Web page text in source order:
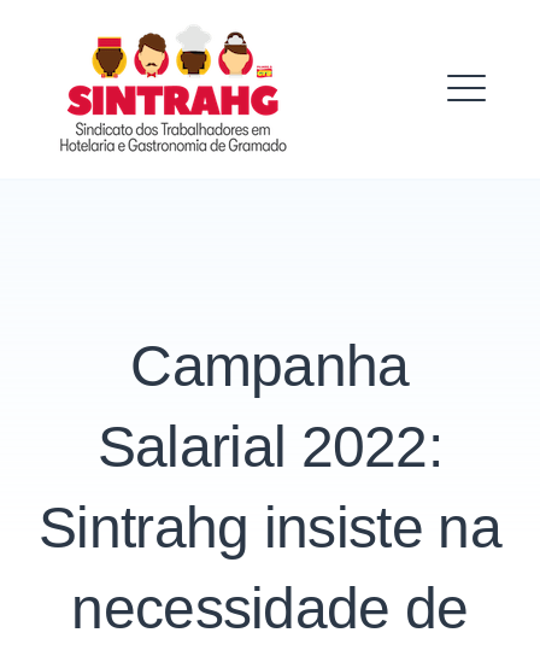
SINTRAHG
Campanha
Salarial 2022:
Sintrahg insiste na
necessidade de